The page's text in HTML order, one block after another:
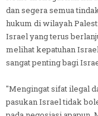
dan segera semua
hukum di wilayah
Israel yang terus
melihat kepatuhan
sangat penting bagi
"Mengingat sifat ilegal
pasukan Israel tidak